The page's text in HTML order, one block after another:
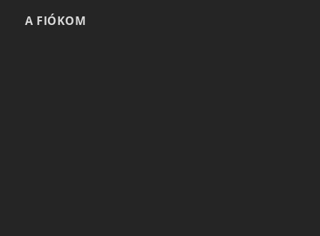
A FIÓKOM